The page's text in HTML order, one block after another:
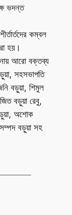
ভদন্ত
কম্বল
হয়।
আরো বক্তব্য
সহসভাপতি
বড়ুয়া, শিমুল
বড়ুয়া রেবু,
অশোক
বড়ুয়া সহ